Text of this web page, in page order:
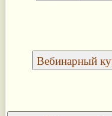
Вебинарный